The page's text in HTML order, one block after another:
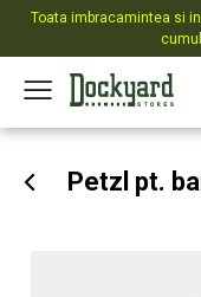
Toata imbracamintea si
Petzl pt.